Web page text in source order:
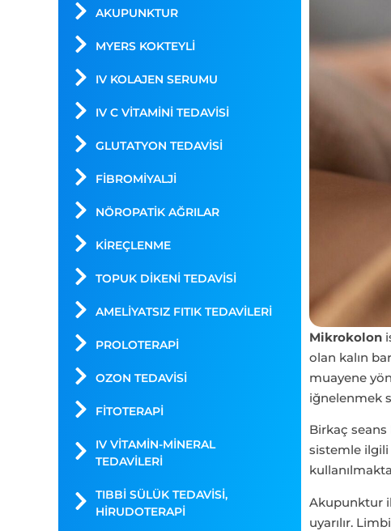
AKUPUNKTUR
MYERS KOKTEYLİ
IV KOLAJEN SERUMU
IV C VITAMINI TEDAVISI
GLUTATYON TEDAVISI
FIBROMIYALJI
NÖROPATIK AĞRILAR
KIREÇLENME
TOPUK DIKENI TEDAVISI
AMELIYATSIZ FITIK TEDAVILERI
PROLOTERAPI
OZON TEDAVISI
FITOTERAPI
IV VİTAMİN-MİNERAL
TEDAVİLERİ
TIBBI SÜLÜK TEDAVISI,
HIRUDOTERAPI
Mikrokolon
olan kalın
muayene
iğnelenmek
Birkaç
sistemle ilgili
Akupunktur
uyarılır.